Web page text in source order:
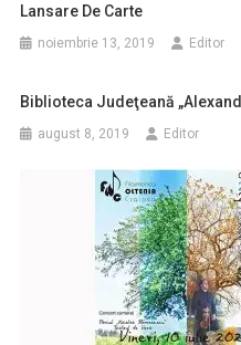
Lansare De Carte
noiembrie 13, 2019 Editor
Biblioteca Judeţeană
august 8, 2019 Editor